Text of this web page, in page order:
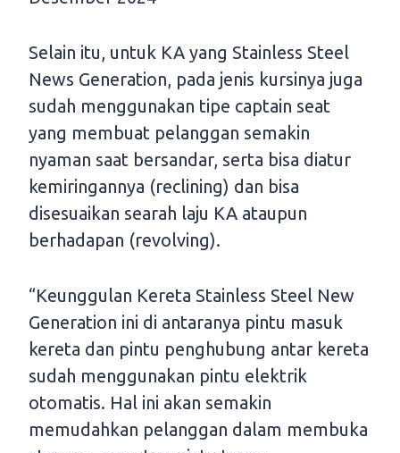
Selain itu, untuk KA yang Stainless Steel
News Generation, pada jenis kursinya juga
sudah menggunakan tipe captain seat
yang membuat pelanggan semakin
nyaman saat bersandar, serta bisa diatur
kemiringannya (reclining) dan bisa
disesuaikan searah laju KA ataupun
berhadapan (revolving).
“Keunggulan Kereta Stainless Steel New
Generation ini di antaranya pintu masuk
kereta dan pintu penghubung antar kereta
sudah menggunakan pintu elektrik
otomatis. Hal ini akan semakin
memudahkan pelanggan dalam membuka